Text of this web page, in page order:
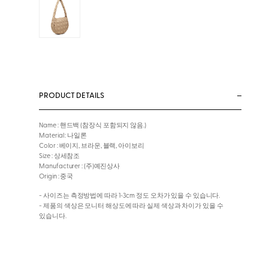
PRODUCT DETAILS
Name : 핸드백 (참장식 포함되지 않음.)
Material : 나일론
Color : 베이지, 브라운, 블랙, 아이보리
Size : 상세참조
Manufacturer : (주)예진상사
Origin : 중국
- 사이즈는 측정방법에 따라 1~3cm 정도 오차가 있을 수 있습니다.
- 제품의 색상은 모니터 해상도에 따라 실제 색상과 차이가 있을 수
있습니다.